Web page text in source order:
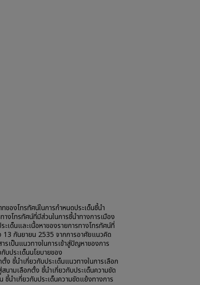
ของโทรทัศน์ในการกำหนดประเด็นชี้นำ
งโทรทัศน์ที่มีส่วนในการชี้นำทางการเมือง
ะเด็นและเนื้อหาของรายการทางโทรทัศน์ที่
13 กันยายน 2535 จากการอาศัยแนวคิด
รเป็นแนวทางในการเข้าสู่ปัญหาของการ
บประเด็นนโยบายของ
ง ชี้นำเกี่ยวกับประเด็นแนวทางในการเลือก
นามเลือกตั้ง ชี้นำเกี่ยวกับประเด็นความขัด
ชี้นำเกี่ยวกับประเด็นความขัดแย้งทางการ